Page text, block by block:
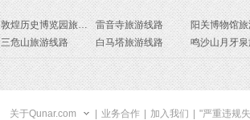
敦煌历史博览园旅游线路 雷音寺旅游线路
阳关博物馆
三危山旅游线路 白马塔旅游线路
关于Qunar.com 业务合作 加入我们 "严重违规